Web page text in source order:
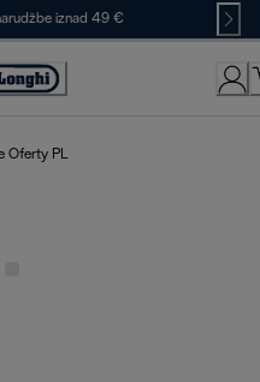
iznad 49 €
Oferty PL